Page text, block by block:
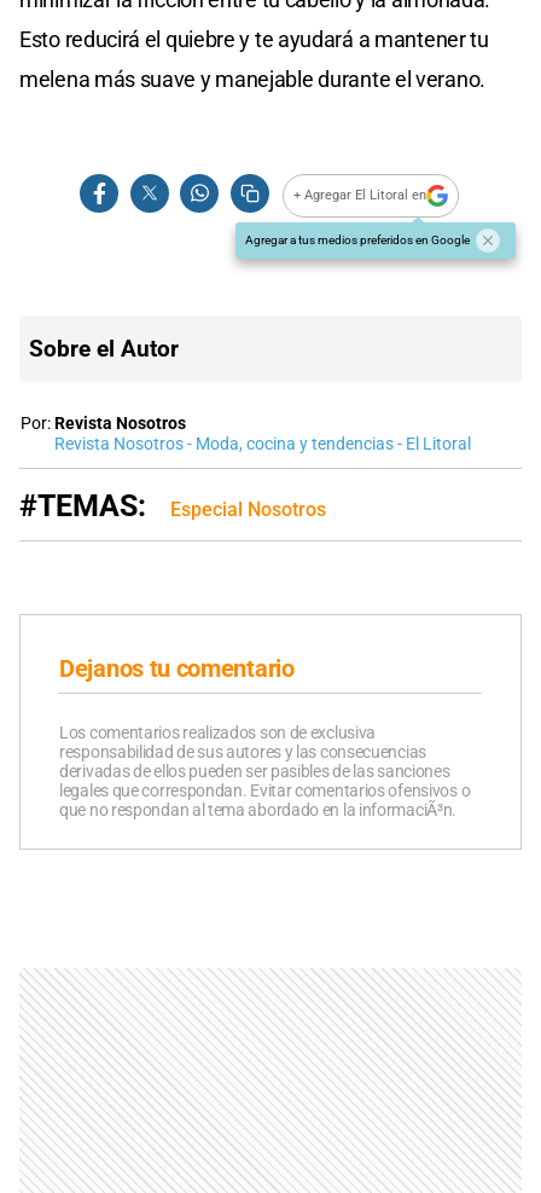
Esto reducirá el quiebre y te ayudará a mantener tu
melena más suave y manejable durante el verano.
+ Agregar El Litoral en
Agregar a tus medios preferidos en Google
Sobre el Autor
Por:Revista Nosotros
Revista Nosotros - Moda, cocina y tendencias - El Litoral
#TEMAS: Especial Nosotros
Dejanos tu comentario
Los comentarios realizados son de exclusiva
responsabilidad de sus autores y las consecuencias
derivadas de ellos pueden ser pasibles de las sanciones
legales que correspondan. Evitar comentarios ofensivos o
que no respondan al tema abordado en la informaciÃ³n.